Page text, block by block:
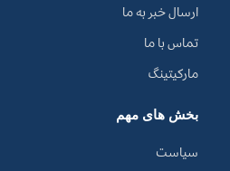
ارسال خبر به ما
تماس با ما
مارکیتینگ
بخش های مهم
سیاست